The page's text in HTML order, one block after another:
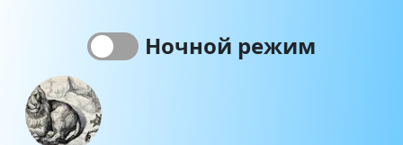
Ночной режим